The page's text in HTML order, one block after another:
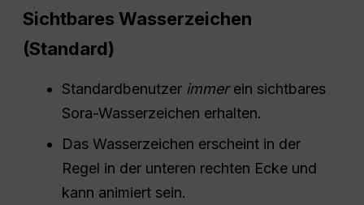
Sichtbares Wasserzeichen
(Standard)
Standardbenutzer immerein sichtbares
Sora-Wasserzeichen erhalten.
Das Wasserzeichen erscheint in der
Regel in der unteren rechten Ecke und
kann animiert sein.